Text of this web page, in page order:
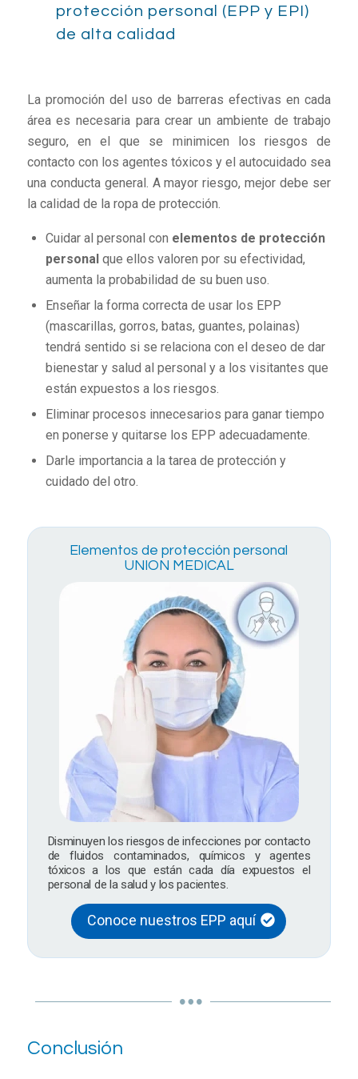
protección personal (EPP y EPI)
de alta calidad
La promoción del uso de barreras efectivas en cada
área es necesaria para crear un ambiente de trabajo
seguro, en el que se minimicen los riesgos de
contacto con los agentes tóxicos y el autocuidado sea
una conducta general. A mayor riesgo, mejor debe ser
la calidad de la ropa de protección.
Cuidar al personal con elementos de protección
personalque ellos valoren por su efectividad,
aumenta la probabilidad de su buen uso.
Enseñar la forma correcta de usar los EPP
(mascarillas, gorros, batas, guantes, polainas)
tendrá sentido si se relaciona con el deseo de dar
bienestar y salud al personal y a los visitantes que
están expuestos a los riesgos.
Eliminar procesos innecesarios para ganar tiempo
en ponerse y quitarse los EPP adecuadamente.
Darle importancia a la tarea de protección y
cuidado del otro.
Elementos de protección personal
UNION MEDICAL
Disminuyen los riesgos de infecciones por contacto
de fluidos contaminados, químicos y agentes
tóxicos a los que están cada día expuestos el
personal de la salud y los pacientes.
Conoce nuestros EPP aquí
Conclusión